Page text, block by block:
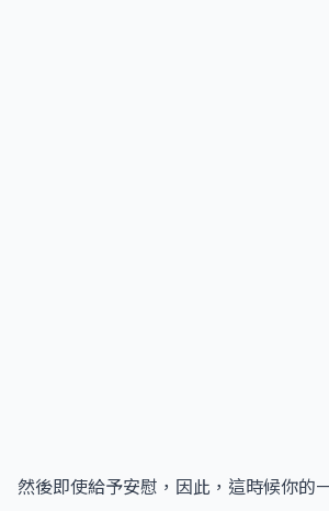
然後即使給予安慰，因此，這時候你的